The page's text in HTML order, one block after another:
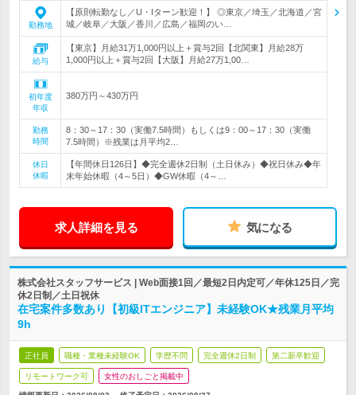
勤務地
【原則転勤なし／U・Iターン歓迎！】 ◎東京／埼玉／北海道／宮
城／岐阜／大阪／香川／広島／福岡のい…
給与
【東京】月給31万1,000円以上＋賞与2回【北関東】月給28万
1,000円以上＋賞与2回【大阪】月給27万1,00…
初年度
年収
380万円～430万円
勤務
時間
8：30～17：30（実働7.5時間）もしくは9：00～17：30（実働
7.5時間）※残業は月平均2…
休日
休暇
【年間休日126日】◆完全週休2日制（土日休み）◆祝日休み◆年
末年始休暇（4～5日）◆GW休暇（4～…
求人詳細を見る 気になる
株式会社スタッフサービス | Web面接1回／最短2日内定可／年休125日／完
休2日制／土日祝休
在宅案件多数あり【初級ITエンジニア】未経験OK★残業月平均
9h
正社員 職種・業種未経験OK 学歴不問 完全週休2日制 第二新卒歓迎
リモートワーク可 女性のおしごと掲載中